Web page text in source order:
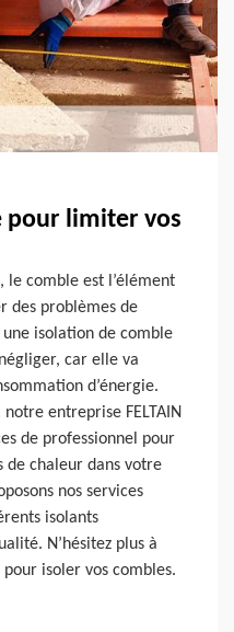
pour limiter vos
le comble est l’élément
des problèmes de
isolation de comble
car elle va
d’énergie.
entreprise FELTAIN
de professionnel pour
de chaleur dans votre
nos services
isolants
N’hésitez plus à
isoler vos combles.